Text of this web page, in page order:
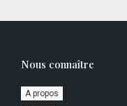
Nous connaître
A propos